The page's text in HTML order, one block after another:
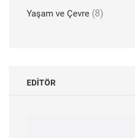
Yaşam ve Çevre (8)
EDITÖR